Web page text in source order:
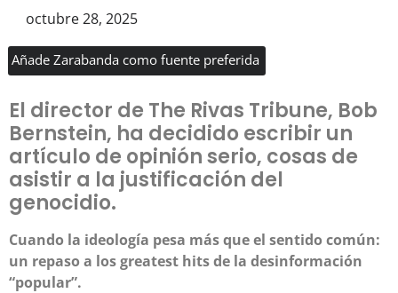
octubre 28, 2025
Añade Zarabanda como fuente preferida
El director de The Rivas Tribune, Bob
Bernstein, ha decidido escribir un
artículo de opinión serio, cosas de
asistir a la justificación del
genocidio.
Cuando la ideología pesa más que el sentido común:
un repaso a los greatest hits de la desinformación
“popular”.